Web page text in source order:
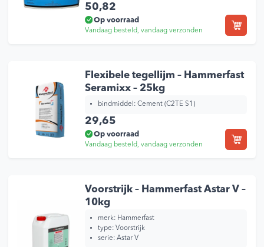
50,82
Op voorraad
Vandaag besteld, vandaag verzonden
Flexibele tegellijm – Hammerfast
Seramixx – 25kg
bindmiddel: Cement (C2TE S1)
29,65
Op voorraad
Vandaag besteld, vandaag verzonden
Voorstrijk – Hammerfast Astar V –
10kg
merk: Hammerfast
type: Voorstrijk
serie: Astar V